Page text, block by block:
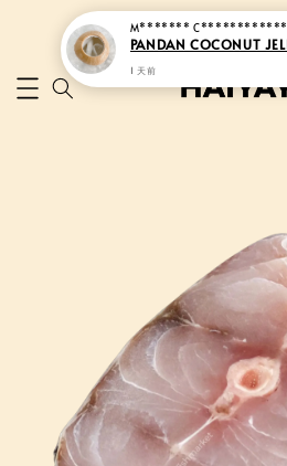
M******* C************
1 天前